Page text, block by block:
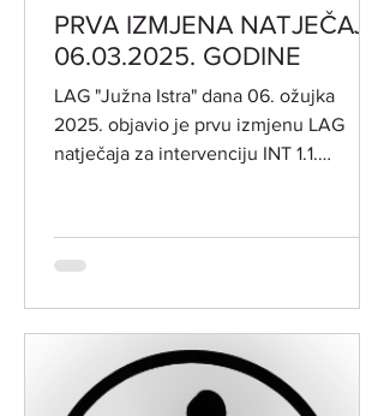
PRVA IZMJENA NATJEČAJA
06.03.2025. GODINE
LAG "Južna Istra" dana 06. ožujka
2025. objavio je prvu izmjenu LAG
natječaja za intervenciju INT 1.1.